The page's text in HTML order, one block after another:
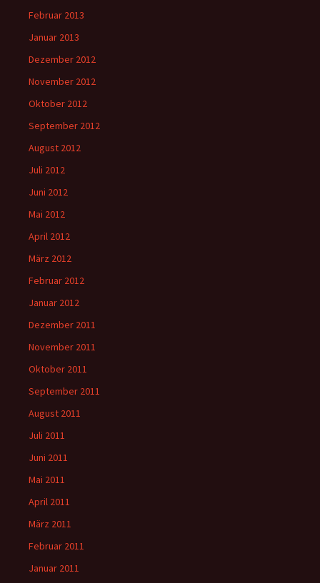
Februar 2013
Januar 2013
Dezember 2012
November 2012
Oktober 2012
September 2012
August 2012
Juli 2012
Juni 2012
Mai 2012
April 2012
März 2012
Februar 2012
Januar 2012
Dezember 2011
November 2011
Oktober 2011
September 2011
August 2011
Juli 2011
Juni 2011
Mai 2011
April 2011
März 2011
Februar 2011
Januar 2011